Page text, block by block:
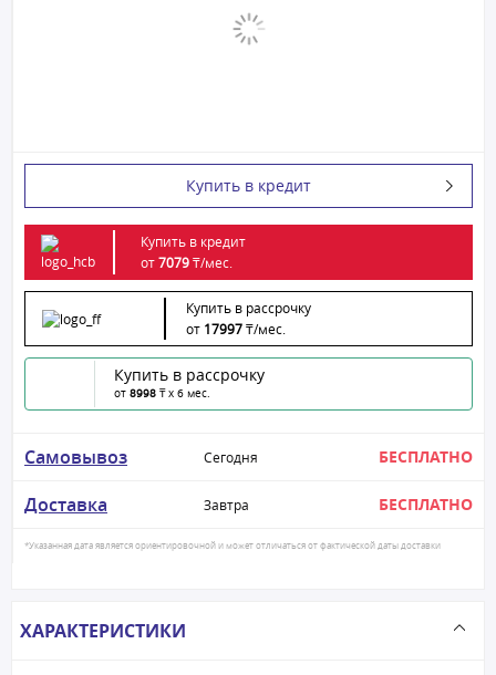
Купить в кредит
Купить в кредит
от7079₸/мес.
Купить в рассрочку
от 17997₸/мес.
Купить в рассрочку
от 8998 ₸ x 6 мес.
Самовывоз Сегодня БЕСПЛАТНО
Доставка Завтра БЕСПЛАТНО
*Указанная дата является ориентировочной и может отличаться от фактической даты доставки
ХАРАКТЕРИСТИКИ